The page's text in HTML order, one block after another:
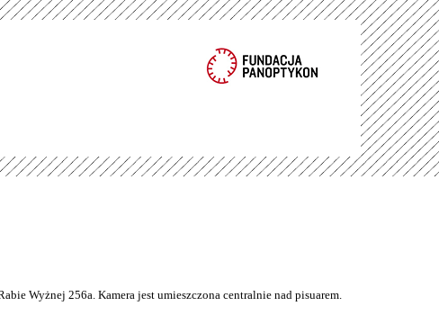
Wyżnej 256a. Kamera jest umieszczona centralnie nad pisuarem.